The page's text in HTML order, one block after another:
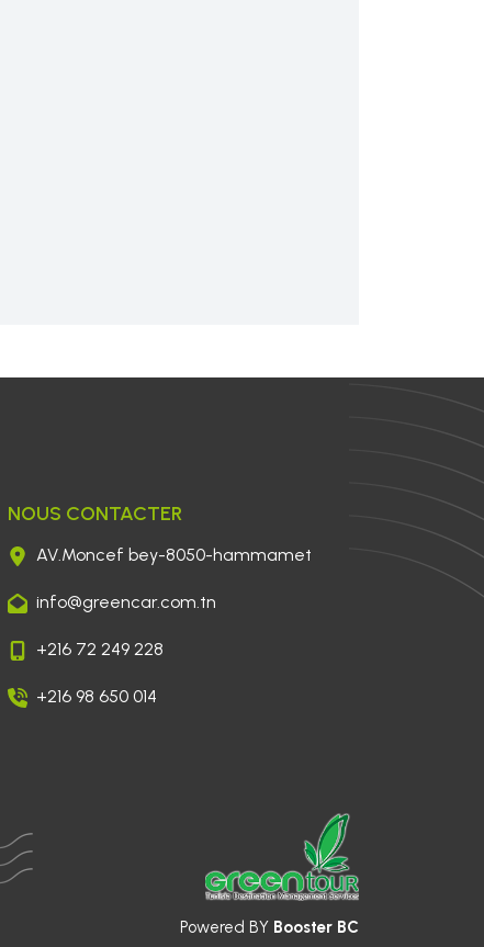
NOUS CONTACTER
AV.Moncef bey-8050-hammamet
info@greencar.com.tn
+216 72 249 228
+216 98 650 014
Powered BY Booster BC